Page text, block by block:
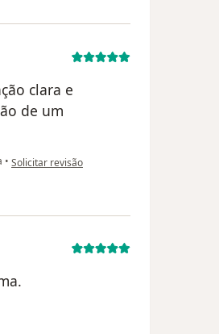
clara e
de um
• na opinião do utilizador Paciente
Solicitar revisão